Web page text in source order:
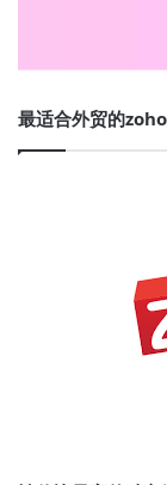
最适合外贸的